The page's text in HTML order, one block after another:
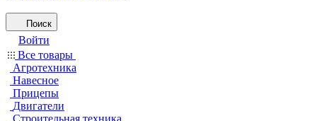
Поиск
Войти
Все товары
Агротехника
Навесное
Прицепы
Двигатели
Строительная техника